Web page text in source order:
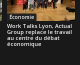
Économie
Work Talks Lyon, Actual
Group replace le travail
au centre du débat
économique